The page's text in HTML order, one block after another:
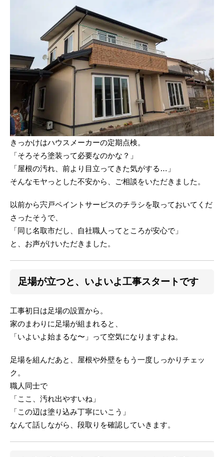
きっかけはハウスメーカーの定期点検。
「そろそろ塗装って必要なのかな？」
「屋根の汚れ、前より目立ってきた気がする…」
そんなモヤっとした不安から、ご相談をいただきました。
以前から宍戸ペイントサービスのチラシを取っておいてくだ
さったそうで、
「同じ名取市だし、自社職人ってところが安心で」
と、お声がけいただきました。
足場が立つと、いよいよ工事スタートです
工事初日は足場の設置から。
家のまわりに足場が組まれると、
「いよいよ始まるな〜」って空気になりますよね。
足場を組んだあと、屋根や外壁をもう一度しっかりチェッ
ク。
職人同士で
「ここ、汚れ出やすいね」
「この辺は塗り込み丁寧にいこう」
なんて話しながら、段取りを確認していきます。